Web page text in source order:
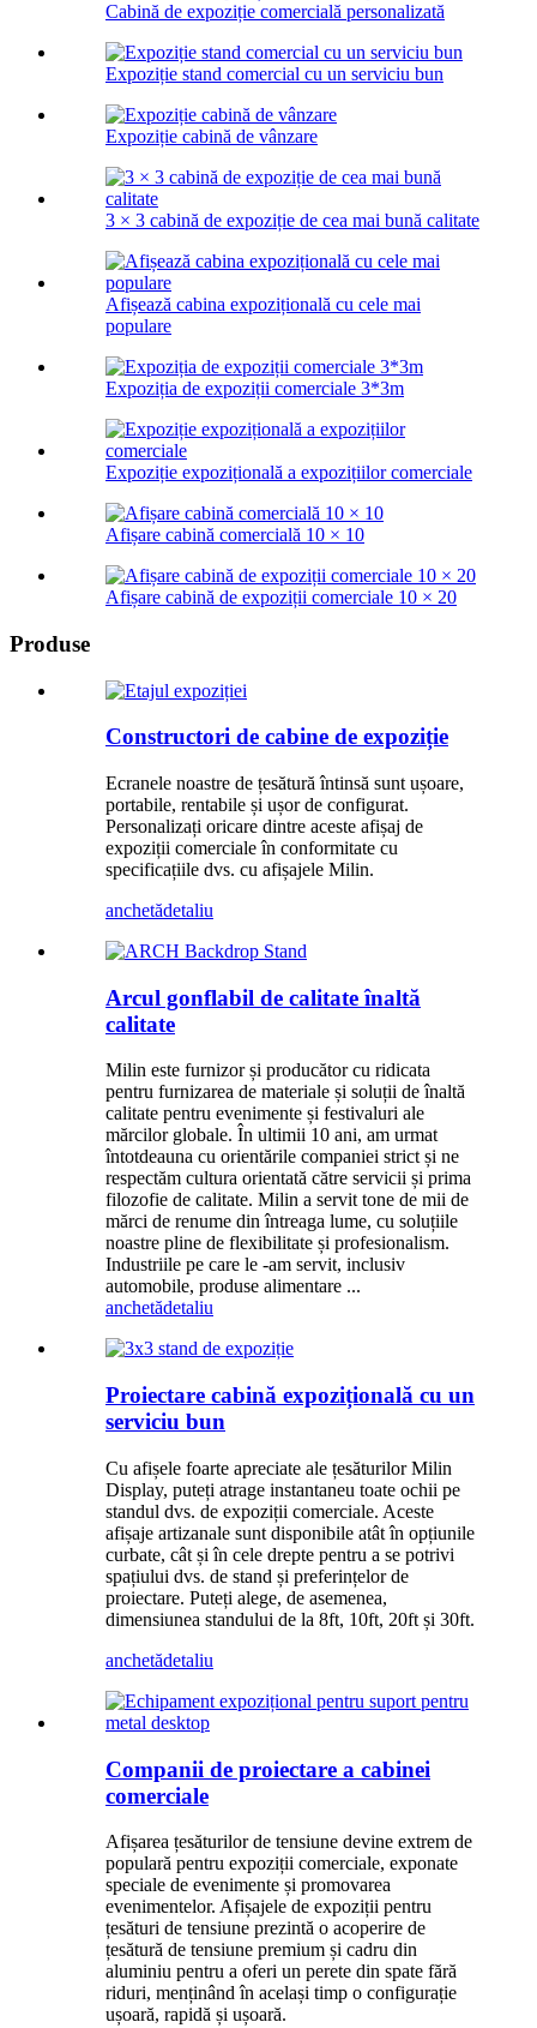
Cabină de expoziție comercială personalizată
Expoziție stand comercial cu un serviciu bun
Expoziție cabină de vânzare
3 × 3 cabină de expoziție de cea mai bună calitate
Afișează cabina expozițională cu cele mai
populare
Expoziția de expoziții comerciale 3*3m
Expoziție expozițională a expozițiilor comerciale
Afișare cabină comercială 10 × 10
Afișare cabină de expoziții comerciale 10 × 20
Produse
Constructori de cabine de expoziție
Ecranele noastre de țesătură întinsă sunt ușoare,
portabile, rentabile și ușor de configurat.
Personalizați oricare dintre aceste afișaj de
expoziții comerciale în conformitate cu
specificațiile dvs. cu afișajele Milin.
anchetădetaliu
Arcul gonflabil de calitate înaltă
calitate
Milin este furnizor și producător cu ridicata
pentru furnizarea de materiale și soluții de înaltă
calitate pentru evenimente și festivaluri ale
mărcilor globale. În ultimii 10 ani, am urmat
întotdeauna cu orientările companiei strict și ne
respectăm cultura orientată către servicii și prima
filozofie de calitate. Milin a servit tone de mii de
mărci de renume din întreaga lume, cu soluțiile
noastre pline de flexibilitate și profesionalism.
Industriile pe care le -am servit, inclusiv
automobile, produse alimentare ...
anchetădetaliu
Proiectare cabină expozițională cu un
serviciu bun
Cu afișele foarte apreciate ale țesăturilor Milin
Display, puteți atrage instantaneu toate ochii pe
standul dvs. de expoziții comerciale. Aceste
afișaje artizanale sunt disponibile atât în ​​opțiunile
curbate, cât și în cele drepte pentru a se potrivi
spațiului dvs. de stand și preferințelor de
proiectare. Puteți alege, de asemenea,
dimensiunea standului de la 8ft, 10ft, 20ft și 30ft.
anchetădetaliu
Companii de proiectare a cabinei
comerciale
Afișarea țesăturilor de tensiune devine extrem de
populară pentru expoziții comerciale, exponate
speciale de evenimente și promovarea
evenimentelor. Afișajele de expoziții pentru
țesături de tensiune prezintă o acoperire de
țesătură de tensiune premium și cadru din
aluminiu pentru a oferi un perete din spate fără
riduri, menținând în același timp o configurație
ușoară, rapidă și ușoară.